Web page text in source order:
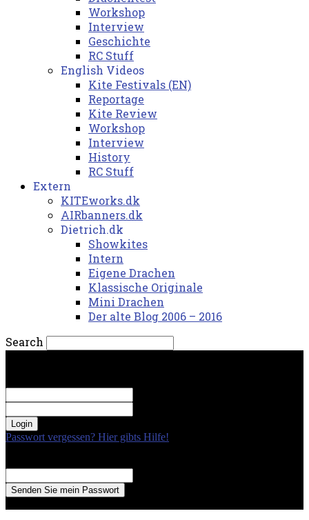
Workshop
Interview
Geschichte
RC Stuff
English Videos
Kite Festivals (EN)
Reportage
Kite Review
Workshop
Interview
History
RC Stuff
Extern
KITEworks.dk
AIRbanners.dk
Dietrich.dk
Showkites
Intern
Eigene Drachen
Klassische Originale
Mini Drachen
Der alte Blog 2006 – 2016
Search
Passwort vergessen? Hier gibts Hilfe!